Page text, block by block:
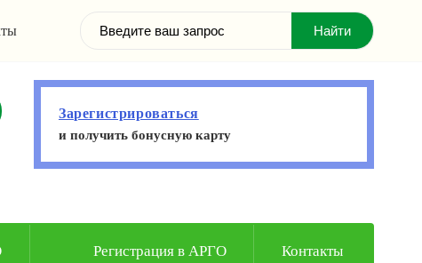
Зарегистрироваться
и получить бонусную карту
Регистрация в АРГО Контакты